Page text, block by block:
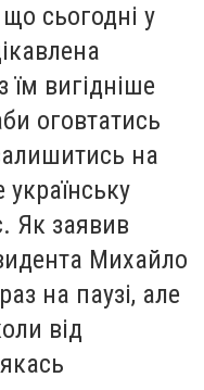
сьогодні у
їм вигідніше
оговтатись
на
українську
Як заявив
Михайло
на паузі, але
від